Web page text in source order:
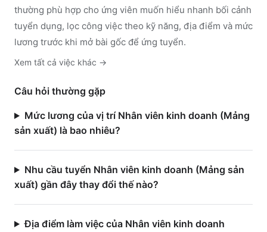
thường phù hợp cho ứng viên muốn hiểu nhanh bối cảnh
tuyển dụng, lọc công việc theo kỹ năng, địa điểm và mức
lương trước khi mở bài gốc để ứng tuyển.
Xem tất cả việc khác →
Câu hỏi thường gặp
Mức lương của vị trí Nhân viên kinh doanh (Mảng
sản xuất) là bao nhiêu?
Nhu cầu tuyển Nhân viên kinh doanh (Mảng sản
xuất) gần đây thay đổi thế nào?
Địa điểm làm việc của Nhân viên kinh doanh